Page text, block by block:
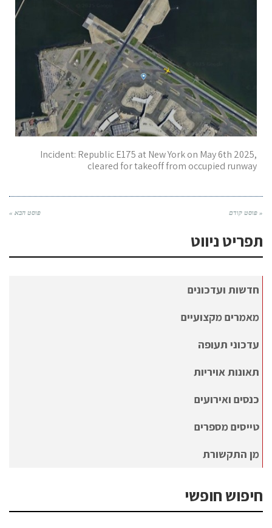
Incident: Republic E175 at New York on May 6th 2025,
cleared for takeoff from occupied runway
« פוסט קודם פוסט הבא »
תפריט ניווט
חדשות ועדכונים
מאמרים מקצועיים
עדכוני תעופה
תאונות אויריות
כנסים ואירועים
טייסים מספרים
מן התקשורת
חיפוש חופשי